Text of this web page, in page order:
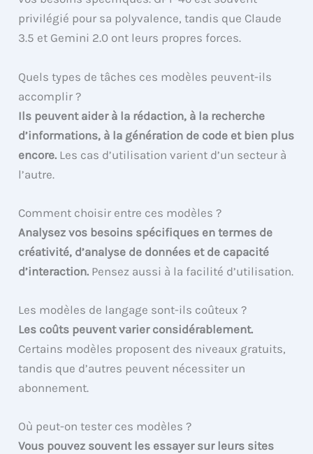
privilégié pour sa polyvalence, tandis que Claude
3.5 et Gemini 2.0 ont leurs propres forces.
Quels types de tâches ces modèles peuvent-ils
accomplir ?
Ils peuvent aider à la rédaction, à la recherche
d’informations, à la génération de code et bien plus
encore. Les cas d’utilisation varient d’un secteur à
l’autre.
Comment choisir entre ces modèles ?
Analysez vos besoins spécifiques en termes de
créativité, d’analyse de données et de capacité
d’interaction. Pensez aussi à la facilité d’utilisation.
Les modèles de langage sont-ils coûteux ?
Les coûts peuvent varier considérablement.
Certains modèles proposent des niveaux gratuits,
tandis que d’autres peuvent nécessiter un
abonnement.
Où peut-on tester ces modèles ?
Vous pouvez souvent les essayer sur leurs sites